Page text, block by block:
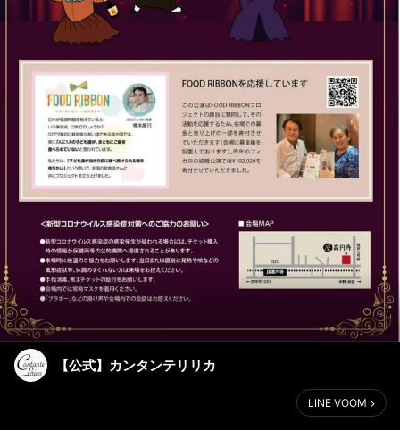
【公式】カンタンテリリカ
LINE VOOM